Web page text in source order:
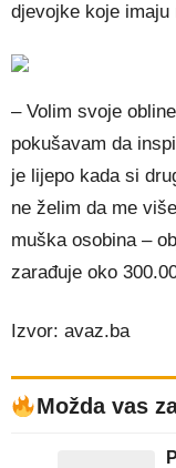
djevojke koje imaju
– Volim svoje
pokušavam da
je lijepo kada si
ne želim da me
muška osobina –
zarađuje oko
Izvor: avaz.ba
Možda vas